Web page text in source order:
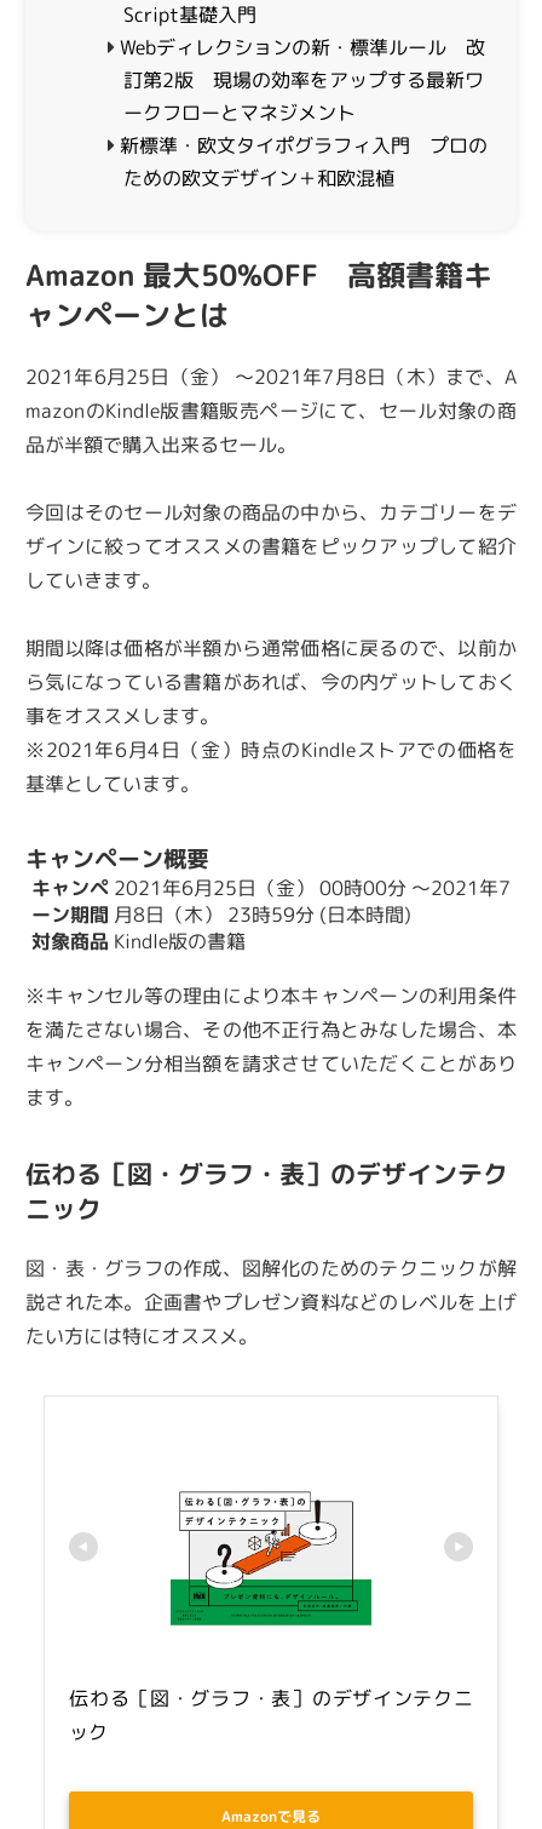
Script基礎入門
Webディレクションの新・標準ルール 改
訂第2版 現場の効率をアップする最新ワ
ークフローとマネジメント
新標準・欧文タイポグラフィ入門 プロの
ための欧文デザイン＋和欧混植
Amazon 最大50%OFF 高額書籍キ
ャンペーンとは
2021年6月25日（金） ～2021年7月8日（木）まで、A
mazonのKindle版書籍販売ページにて、セール対象の商
品が半額で購入出来るセール。
今回はそのセール対象の商品の中から、カテゴリーをデ
ザインに絞ってオススメの書籍をピックアップして紹介
していきます。
期間以降は価格が半額から通常価格に戻るので、以前か
ら気になっている書籍があれば、今の内ゲットしておく
事をオススメします。
※2021年6月4日（金）時点のKindleストアでの価格を
基準としています。
キャンペーン概要
キャンペ
ーン期間
2021年6月25日（金） 00時00分 ～2021年7
月8日（木） 23時59分 (日本時間)
対象商品 Kindle版の書籍
※キャンセル等の理由により本キャンペーンの利用条件
を満たさない場合、その他不正行為とみなした場合、本
キャンペーン分相当額を請求させていただくことがあり
ます。
伝わる［図・グラフ・表］のデザインテク
ニック
図・表・グラフの作成、図解化のためのテクニックが解
説された本。企画書やプレゼン資料などのレベルを上げ
たい方には特にオススメ。
伝わる［図・グラフ・表］のデザインテクニ
ック
Amazonで見る